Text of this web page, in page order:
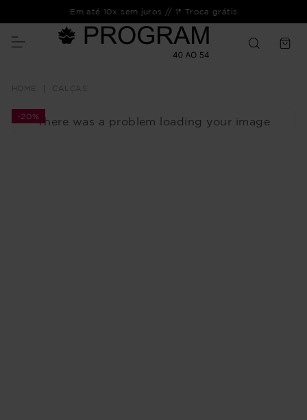
Em até 10x sem juros // 1ª Troca grátis
CALÇAS
There was a problem loading your image
-20%